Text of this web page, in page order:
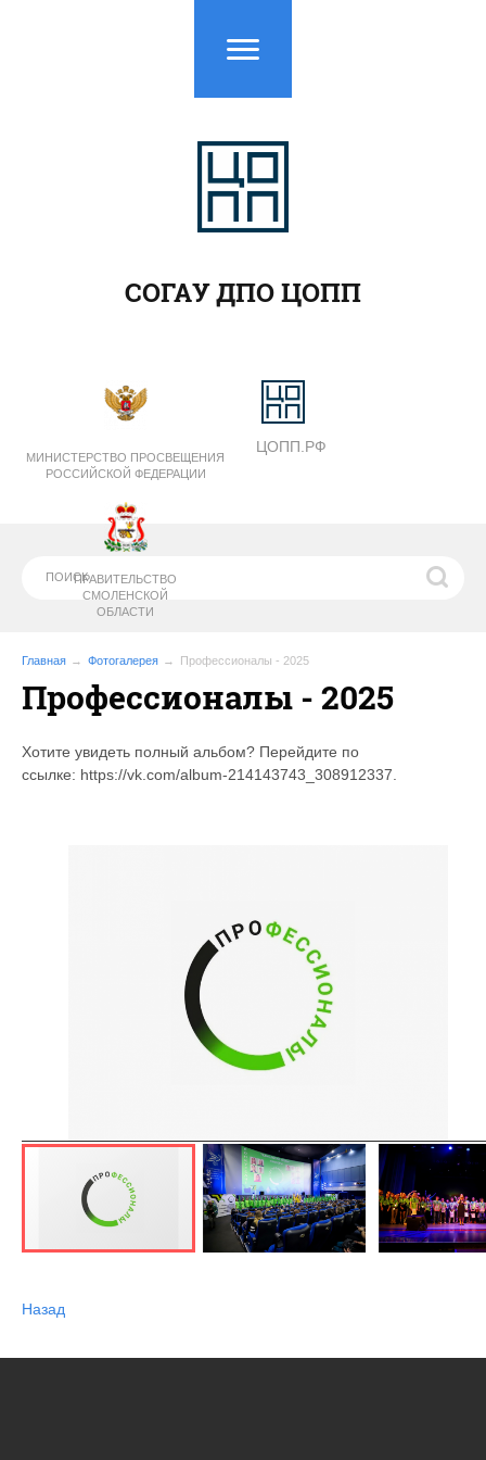
МИНИСТЕРСТВО ПРОСВЕЩЕНИЯ
РОССИЙСКОЙ ФЕДЕРАЦИИ
ПРАВИТЕЛЬСТВО
СМОЛЕНСКОЙ
ОБЛАСТИ
МИНИСТЕРСТВО
ЦОПП.РФ
СОГАУ ДПО ЦОПП
Главная Фотогалерея Профессионалы - 2025
Профессионалы - 2025
Хотите увидеть полный альбом? Перейдите по
ссылке: https://vk.com/album-214143743_308912337.
Назад